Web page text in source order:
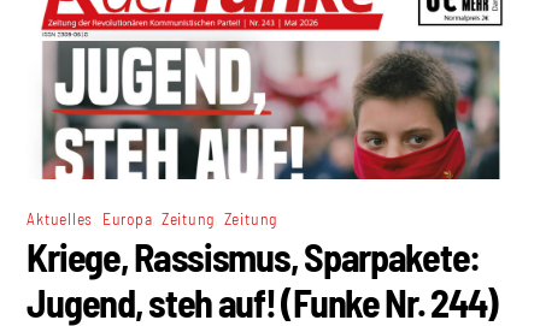
Aktuelles Europa Zeitung Zeitung
Kriege, Rassismus, Sparpakete:
Jugend, steh auf! (Funke Nr. 244)